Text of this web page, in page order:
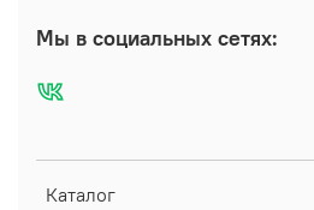
Каталог
Мы в социальных сетях: